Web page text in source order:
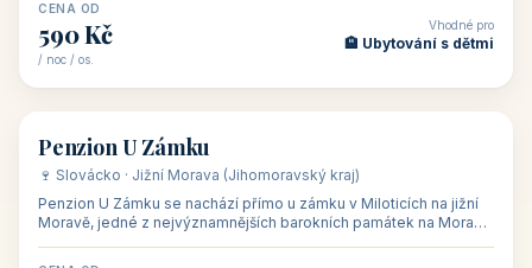
CENA OD
590 Kč
/ noc / os.
Vhodné pro
🏨 Ubytování s dětmi
🏡 penzion
Penzion U Zámku
🍷 Slovácko · Jižní Morava (Jihomoravský kraj)
Penzion U Zámku se nachází přímo u zámku v Miloticích na jižní
Moravě, jedné z nejvýznamnějších barokních památek na Moravě,